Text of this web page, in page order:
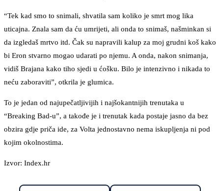
“Tek kad smo to snimali, shvatila sam koliko je smrt mog lika
uticajna. Znala sam da ću umrijeti, ali onda to snimaš, našminkan si
da izgledaš mrtvo itd. Čak su napravili kalup za moj grudni koš kako
bi Eron stvarno mogao udarati po njemu. A onda, nakon snimanja,
vidiš Brajana kako tiho sjedi u ćošku. Bilo je intenzivno i nikada to
neću zaboraviti”, otkrila je glumica.
To je jedan od najupečatljivijih i najšokantnijih trenutaka u
“Breaking Bad-u”, a takođe je i trenutak kada postaje jasno da bez
obzira gdje priča ide, za Volta jednostavno nema iskupljenja ni pod
kojim okolnostima.
Izvor: Index.hr